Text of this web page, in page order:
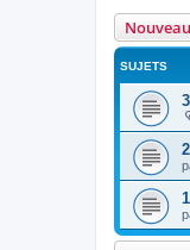
SUJETS